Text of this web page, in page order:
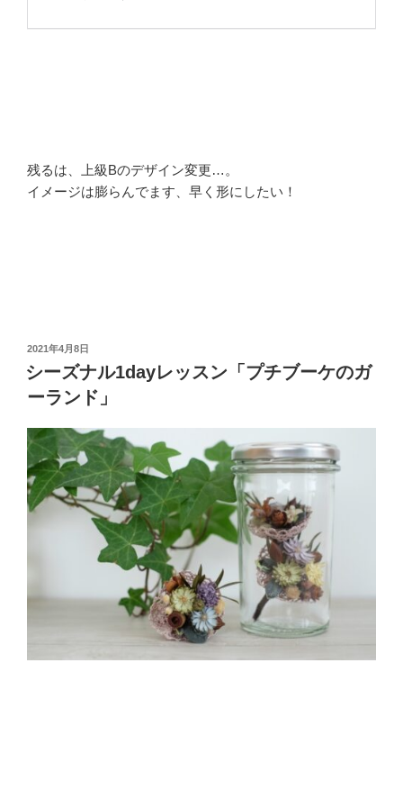
残るは、上級Bのデザイン変更…。
イメージは膨らんでます、早く形にしたい！
投
稿
日:
2021年4月8日
シーズナル1dayレッスン「プチブーケのガ
ーランド」